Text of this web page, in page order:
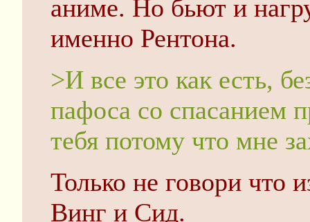
аниме. Но бьют и
именно Рентона.
>И все это как есть,
пафоса со спасанием
тебя потому что мне
Только не говори что
Винг и Сид.